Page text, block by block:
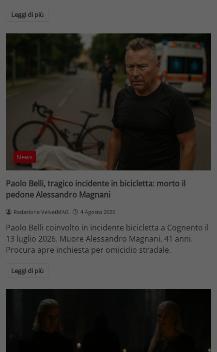
Leggi di più
News
Paolo Belli, tragico incidente in bicicletta: morto il
pedone Alessandro Magnani
Redazione VelvetMAG 4 Agosto 2026
Paolo Belli coinvolto in incidente bicicletta a Cognento il
13 luglio 2026. Muore Alessandro Magnani, 41 anni.
Procura apre inchiesta per omicidio stradale.
Leggi di più